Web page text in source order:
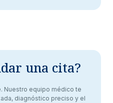
una cita?
Nuestro equipo médico te
diagnóstico preciso y el